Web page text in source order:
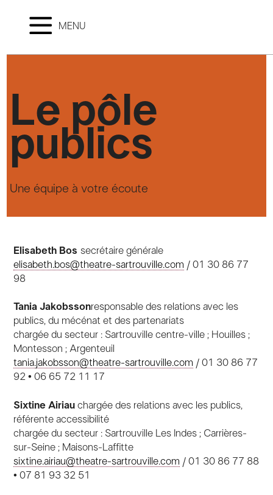
MENU
Le pôle
publics
Une équipe à votre écoute
Elisabeth Bossecrétaire générale
elisabeth.bos@theatre-sartrouville.com / 01 30 86 77
98
Tania Jakobssonresponsable des relations avec les
publics, du mécénat et des partenariats
chargée du secteur : Sartrouville centre-ville ; Houilles ;
Montesson ; Argenteuil
tania.jakobsson@theatre-sartrouville.com / 01 30 86 77
92 • 06 65 72 11 17
Sixtine Airiau chargée des relations avec les publics,
référente accessibilité
chargée du secteur : Sartrouville Les Indes ; Carrières-
sur-Seine ; Maisons-Laffitte
sixtine.airiau@theatre-sartrouville.com / 01 30 86 77 88
• 07 81 93 32 51